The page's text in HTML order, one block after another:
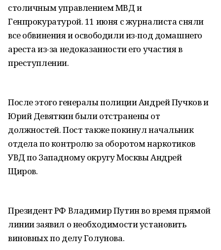
столичным управлением МВД и
Генпрокуратурой. 11 июня с журналиста сняли
все обвинения и освободили из-под домашнего
ареста из-за недоказанности его участия в
преступлении.
После этого генералы полиции Андрей Пучков и
Юрий Девяткин были отстранены от
должностей. Пост также покинул начальник
отдела по контролю за оборотом наркотиков
УВД по Западному округу Москвы Андрей
Щиров.
Президент РФ Владимир Путин во время прямой
линии заявил о необходимости установить
виновных по делу Голунова.